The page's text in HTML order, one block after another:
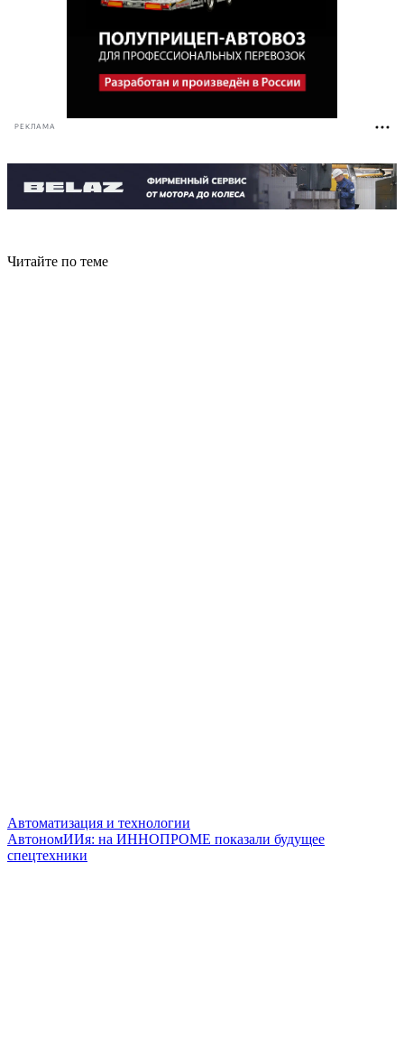
РЕКЛАМА
Читайте по теме
Автоматизация и технологии
АвтономИИя: на ИННОПРОМЕ показали будущее
спецтехники